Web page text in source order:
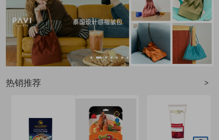
热销推荐 >